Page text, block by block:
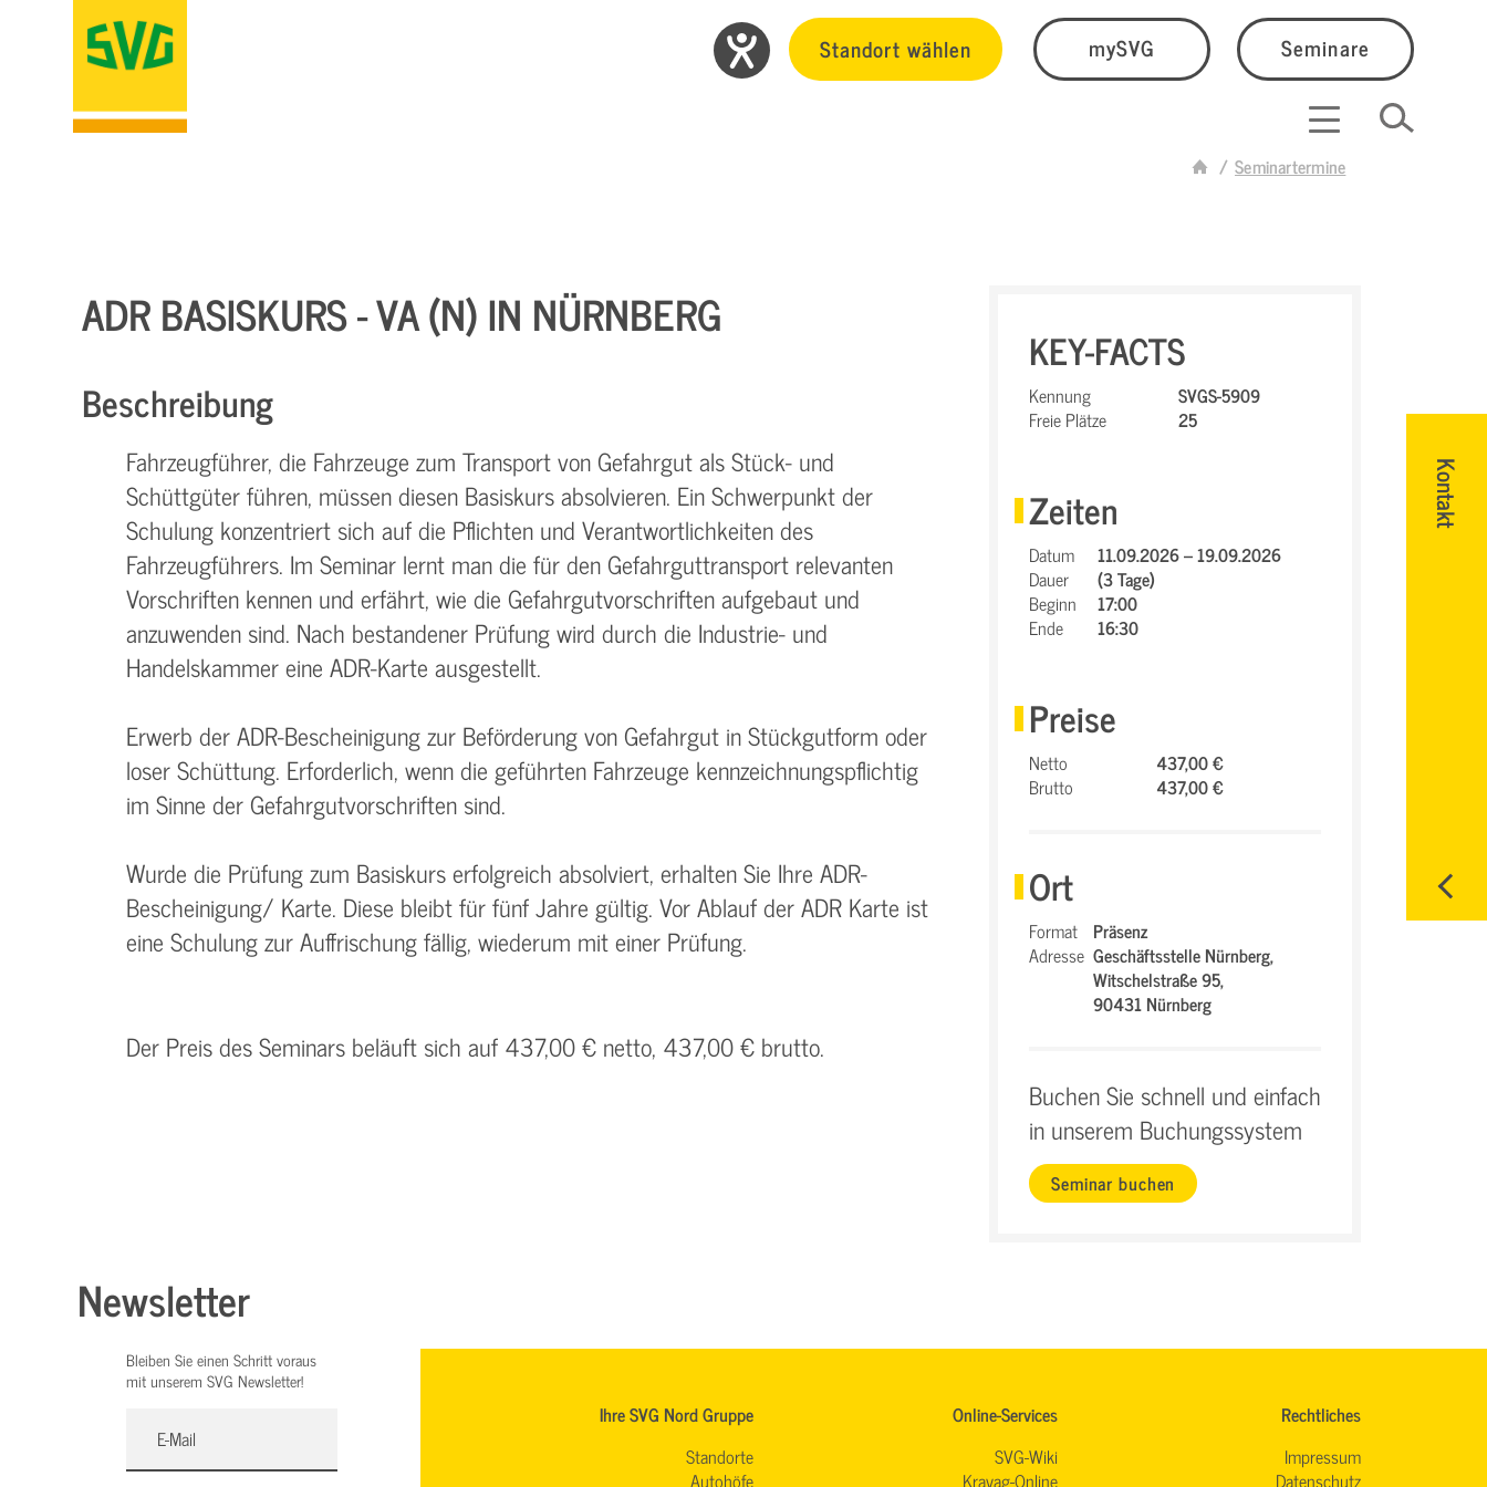
Standort wählen mySVG Seminare
Seminartermine
Kontakt
ADR BASISKURS - VA (N) IN NÜRNBERG
Beschreibung
Fahrzeugführer, die Fahrzeuge zum Transport von Gefahrgut als Stück- und
Schüttgüter führen, müssen diesen Basiskurs absolvieren. Ein Schwerpunkt der
Schulung konzentriert sich auf die Pflichten und Verantwortlichkeiten des
Fahrzeugführers. Im Seminar lernt man die für den Gefahrguttransport relevanten
Vorschriften kennen und erfährt, wie die Gefahrgutvorschriften aufgebaut und
anzuwenden sind. Nach bestandener Prüfung wird durch die Industrie- und
Handelskammer eine ADR-Karte ausgestellt.
Erwerb der ADR-Bescheinigung zur Beförderung von Gefahrgut in Stückgutform oder
loser Schüttung. Erforderlich, wenn die geführten Fahrzeuge kennzeichnungspflichtig
im Sinne der Gefahrgutvorschriften sind.
Wurde die Prüfung zum Basiskurs erfolgreich absolviert, erhalten Sie Ihre ADR-
Bescheinigung/ Karte. Diese bleibt für fünf Jahre gültig. Vor Ablauf der ADR Karte ist
eine Schulung zur Auffrischung fällig, wiederum mit einer Prüfung.
Der Preis des Seminars beläuft sich auf 437,00 € netto, 437,00 € brutto.
KEY-FACTS
Kennung
SVGS-5909
Freie Plätze
25
Zeiten
Datum
11.09.2026 – 19.09.2026
Dauer
(3 Tage)
Beginn
17:00
Ende
16:30
Preise
Netto
437,00 €
Brutto
437,00 €
Ort
Format Präsenz
Adresse Geschäftsstelle Nürnberg,
Witschelstraße 95,
90431 Nürnberg
Buchen Sie schnell und einfach
in unserem Buchungssystem
Seminar buchen
Newsletter
Bleiben Sie einen Schritt voraus
mit unserem SVG Newsletter!
Ihre SVG Nord Gruppe
Standorte
Autohöfe
Online-Services
SVG-Wiki
Kravag-Online
Rechtliches
Impressum
Datenschutz